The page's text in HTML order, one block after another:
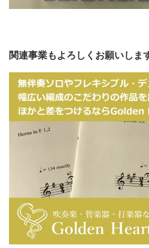
関連事業もよろしくお願いしま